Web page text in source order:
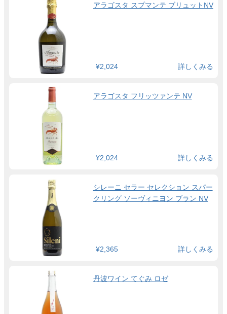
アラゴスタ スプマンテ ブリュットNV
¥2,024 詳しくみる
アラゴスタ フリッツァンテ NV
¥2,024 詳しくみる
シレーニ セラー セレクション スパー
クリング ソーヴィニヨン ブラン NV
¥2,365 詳しくみる
丹波ワイン てぐみ ロゼ